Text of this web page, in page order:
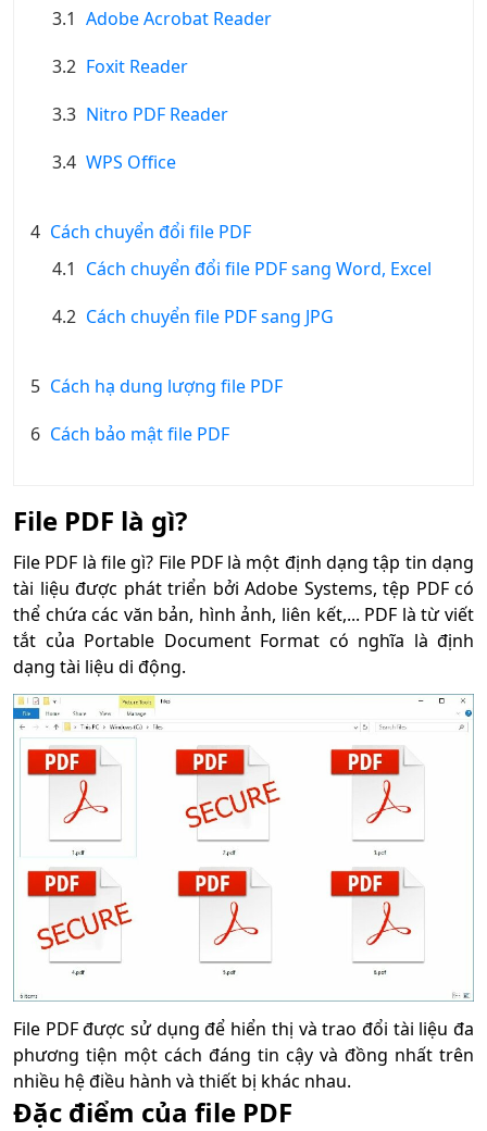
3.1 Adobe Acrobat Reader
3.2 Foxit Reader
3.3 Nitro PDF Reader
3.4 WPS Office
4 Cách chuyển đổi file PDF
4.1 Cách chuyển đổi file PDF sang Word, Excel
4.2 Cách chuyển file PDF sang JPG
5 Cách hạ dung lượng file PDF
6 Cách bảo mật file PDF
File PDF là gì?
File PDF là file gì? File PDF là một định dạng tập tin dạng
tài liệu được phát triển bởi Adobe Systems, tệp PDF có
thể chứa các văn bản, hình ảnh, liên kết,... PDF là từ viết
tắt của Portable Document Format có nghĩa là định
dạng tài liệu di động.
File PDF được sử dụng để hiển thị và trao đổi tài liệu đa
phương tiện một cách đáng tin cậy và đồng nhất trên
nhiều hệ điều hành và thiết bị khác nhau.
Đặc điểm của file PDF